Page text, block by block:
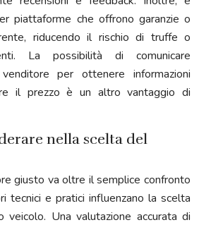
piattaforme che offrono garanzie o
riducendo il rischio di truffe o
La possibilità di comunicare
per ottenere informazioni
il prezzo è un altro vantaggio di
nella scelta del
giusto va oltre il semplice confronto
tecnici e pratici influenzano la scelta
Una valutazione accurata di